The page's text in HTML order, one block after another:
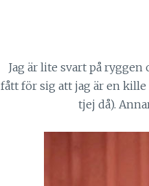
Jag är lite svart på
fått för sig att jag är en
tjej då).